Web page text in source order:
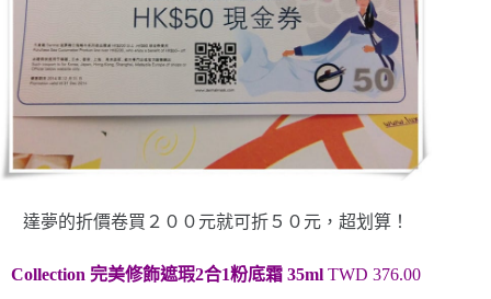
達夢的折價卷買２００元就可折５０元，超划算！
Collection完美修飾遮瑕2合1粉底霜 35mlTWD 376.00